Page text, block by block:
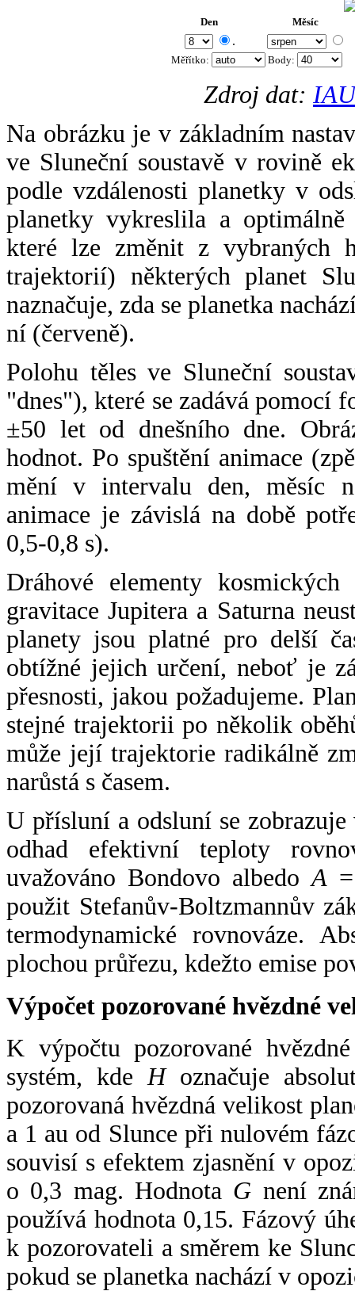
Den Měsíc
.
Měřítko: Body:
Zdroj dat:
Na obrázku je v základním
ve Sluneční soustavě v rovině
podle vzdálenosti planetky v
planetky vykreslila a
které lze změnit z vybraných
trajektorií) některých planet
naznačuje, zda se planetka
ní (červeně).
Polohu těles ve Sluneční
"dnes"), které se zadává pomocí
±50 let od dnešního dne.
hodnot. Po spuštění animace
mění v intervalu den, měsíc
animace je závislá na době
0,5-0,8 s).
Dráhové elementy
gravitace Jupitera a Saturna
planety jsou platné pro delší
obtížné jejich určení, neboť je
přesnosti, jakou požadujeme.
stejné trajektorii po několik
může její trajektorie radikálně
narůstá s časem.
U přísluní a odsluní se
odhad efektivní teploty
uvažováno Bondovo albedoA
použit Stefanův-Boltzmannův
termodynamické rovnováze.
plochou průřezu, kdežto emise
Výpočet pozorované hvězdné
K výpočtu pozorované
systém, kde Hoznačuje
pozorovaná hvězdná velikost
a 1 au od Slunce při nulovém
souvisí s efektem zjasnění v
o 0,3 mag. Hodnota G není
používá hodnota 0,15. Fázový
k pozorovateli a směrem ke
pokud se planetka nachází v